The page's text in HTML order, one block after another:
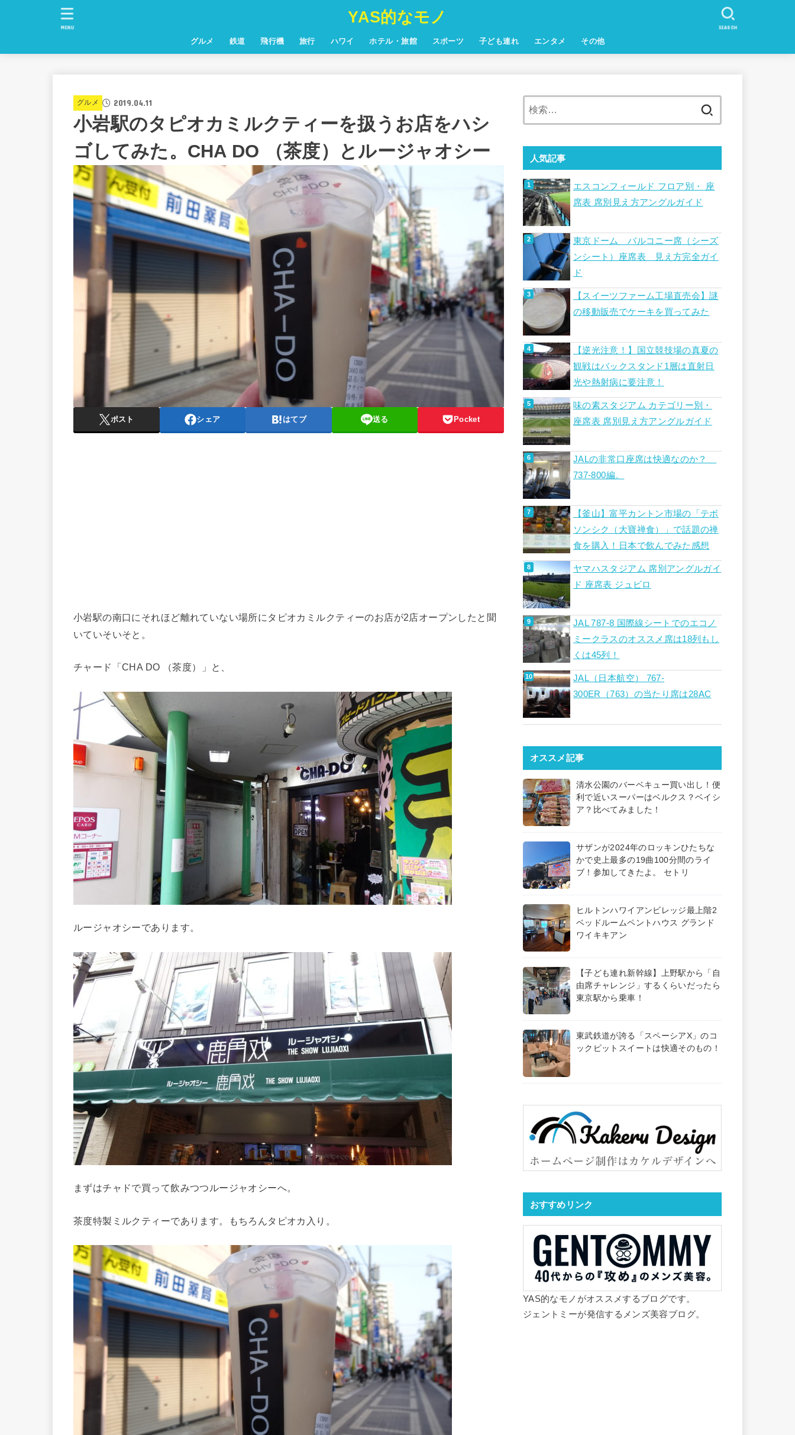
YAS的なモノ
グルメ 鉄道 飛行機 旅行 ハワイ ホテル・旅館 スポーツ 子ども連れ エンタメ その他
SEARCH
MENU
グルメ 2019.04.11
小岩駅のタピオカミルクティーを扱うお店をハシ
ゴしてみた。CHA DO （茶度）とルージャオシー
ポスト シェア はてブ 送る Pocket
小岩駅の南口にそれほど離れていない場所にタピオカミルクティーのお店が2店オープンしたと聞
いていそいそと。
チャード「CHA DO （茶度）」と、
ルージャオシーであります。
まずはチャドで買って飲みつつルージャオシーへ。
茶度特製ミルクティーであります。もちろんタピオカ入り。
人気記事
エスコンフィールド フロア別・ 座
席表 席別見え方アングルガイド
東京ドーム バルコニー席（シーズ
ンシート）座席表 見え方完全ガイ
ド
【スイーツファーム工場直売会】謎
の移動販売でケーキを買ってみた
【逆光注意！】国立競技場の真夏の
観戦はバックスタンド1層は直射日
光や熱射病に要注意！
味の素スタジアム カテゴリー別・
座席表 席別見え方アングルガイド
JALの非常口座席は快適なのか？
737-800編。
【釜山】富平カントン市場の「テボ
ソンシク（大寶禅食）」で話題の禅
食を購入！日本で飲んでみた感想
ヤマハスタジアム 席別アングルガイ
ド 座席表 ジュビロ
JAL 787-8 国際線シートでのエコノ
ミークラスのオススメ席は18列もし
くは45列！
JAL（日本航空） 767-
300ER（763）の当たり席は28AC
オススメ記事
清水公園のバーベキュー買い出し！便
利で近いスーパーはベルクス？ベイシ
ア？比べてみました！
サザンが2024年のロッキンひたちな
かで史上最多の19曲100分間のライ
ブ！参加してきたよ。 セトリ
ヒルトンハワイアンビレッジ最上階2
ベッドルームペントハウス グランド
ワイキキアン
【子ども連れ新幹線】上野駅から「自
由席チャレンジ」するくらいだったら
東京駅から乗車！
東武鉄道が誇る「スペーシアX」のコ
ックピットスイートは快適そのもの！
おすすめリンク
YAS的なモノがオススメするブログです。
ジェントミーが発信するメンズ美容ブログ。